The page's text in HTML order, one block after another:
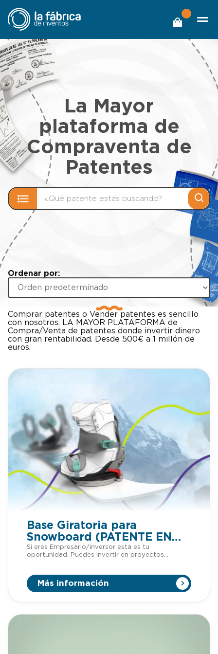
La Mayor
plataforma de
Compraventa de
Patentes
Comprar patentes o Vender patentes es sencillo
con nosotros. LA MAYOR PLATAFORMA de
Compra/Venta de patentes donde invertir dinero
con gran rentabilidad. Desde 500€ a 1 millón de
euros.
Ordenar por:
Base Giratoria para
Snowboard (PATENTE EN
VENTA)
Si eres Empresario/inversor esta es tu
oportunidad. Puedes invertir en proyectos
llámanos o mándanos un Whatsapp al +34 623 30
88 74, nuestro email
es tienda@lafabricadeinventos.com. Somos muy
accesibles, cercanos y damos cientos de
Más información